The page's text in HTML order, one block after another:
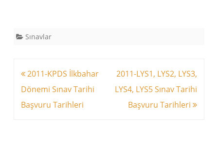
Sınavlar
Yazı
dolaşımı
2011-KPDS İlkbahar
Dönemi Sınav Tarihi
Başvuru Tarihleri
2011-LYS1, LYS2, LYS3,
LYS4, LYS5 Sınav Tarihi
Başvuru Tarihleri